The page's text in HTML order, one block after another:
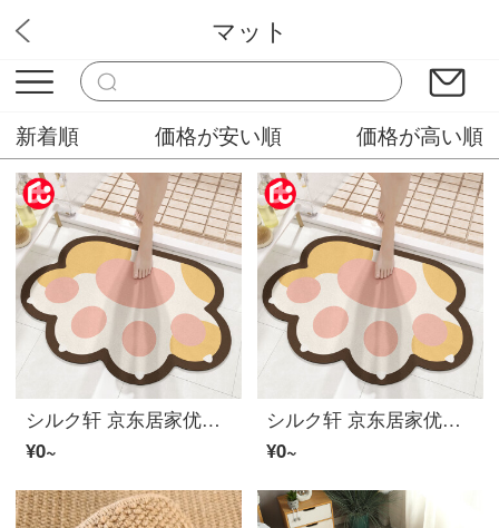
フロンティア販売屋
マット
新着順 価格が安い順 価格が高い順
シルク轩 京东居家优选 卫生间地垫浴室防滑垫卫浴脚垫门口垫子硅藻泥吸水垫厕所门垫地毯 绒软小爪-黄51*73cm
¥0~
シルク轩 京东居家优选 卫生间地垫浴室防滑垫卫浴脚垫门口垫子硅藻泥吸水垫厕所门垫地毯 绒软小爪-黄40*60cm
¥0~